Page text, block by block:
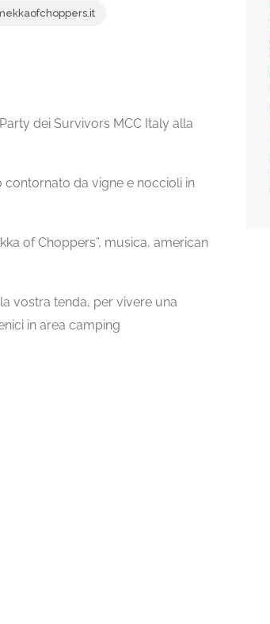
dei Survivors MCC Italy alla
contornato da vigne e noccioli in
of Choppers”, musica, american
vostra tenda, per vivere una
in area camping